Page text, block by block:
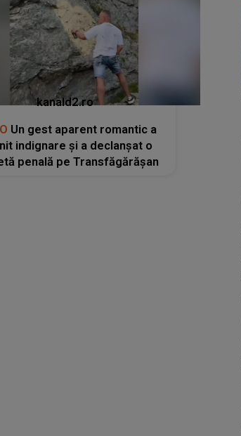
kanald2.ro
Un gest aparent romantic a
indignare și a declanșat o
penală pe Transfăgărășan